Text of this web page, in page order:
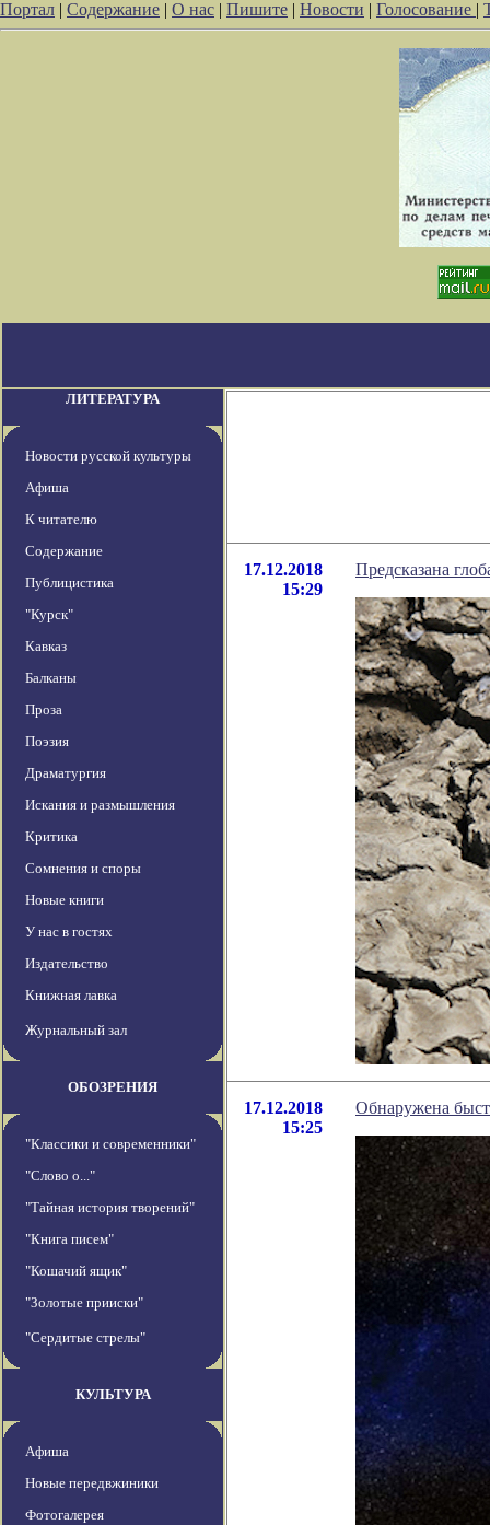
Портал | Содержание | О нас | Пишите | Новости | Голосование |
ЛИТЕРАТУРА
Новости русской культуры
Афиша
К читателю
Содержание
Публицистика
"Курск"
Кавказ
Балканы
Проза
Поэзия
Драматургия
Искания и размышления
Критика
Сомнения и споры
Новые книги
У нас в гостях
Издательство
Книжная лавка
Журнальный зал
ОБОЗРЕНИЯ
"Классики и современники"
"Слово о..."
"Тайная история творений"
"Книга писем"
"Кошачий ящик"
"Золотые прииски"
"Сердитые стрелы"
КУЛЬТУРА
Афиша
Новые передвжиники
Фотогалерея
17.12.2018
15:29
Предсказана
17.12.2018
15:25
Обнаружена